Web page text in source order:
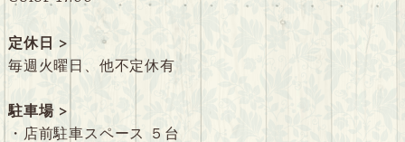
定休日 >
毎週火曜日、他不定休有
駐車場 >
・店前駐車スペース ５台